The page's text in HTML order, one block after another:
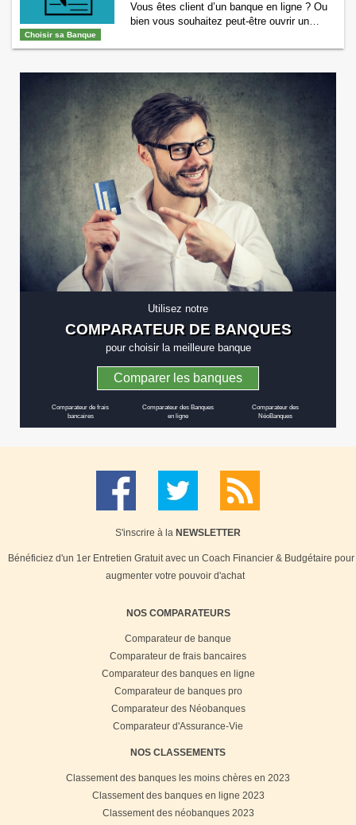
la mieux notée Comme on peut le voir dans
le classement des banques les …Continuer
notée ? →
Choisir sa Banque
Vous êtes client d’un banque en ligne ? Ou
bien vous souhaitez peut-être ouvrir un
comment déposer un chèque sur votre
dire. Peut-on déposer un chèque sur un
compte en ligne ? La réponse est OUI. Il est
en effet …Continuer la lecture de
déposer un chèque sur un compte en ligne ?
→
Utilisez notre
COMPARATEUR DE BANQUES
pour choisir la meilleure banque
Comparer les banques
Comparateur de frais
bancaires
Comparateur des Banques
en ligne
Comparateur des
NéoBanques
S'inscrire à la NEWSLETTER
Bénéficiez d'un 1er Entretien Gratuit avec un Coach Financier & Budgétaire pour
augmenter votre pouvoir d'achat
NOS COMPARATEURS
Comparateur de banque
Comparateur de frais bancaires
Comparateur des banques en ligne
Comparateur de banques pro
Comparateur des Néobanques
Comparateur d'Assurance-Vie
NOS CLASSEMENTS
Classement des banques les moins chères en 2023
Classement des banques en ligne 2023
Classement des néobanques 2023